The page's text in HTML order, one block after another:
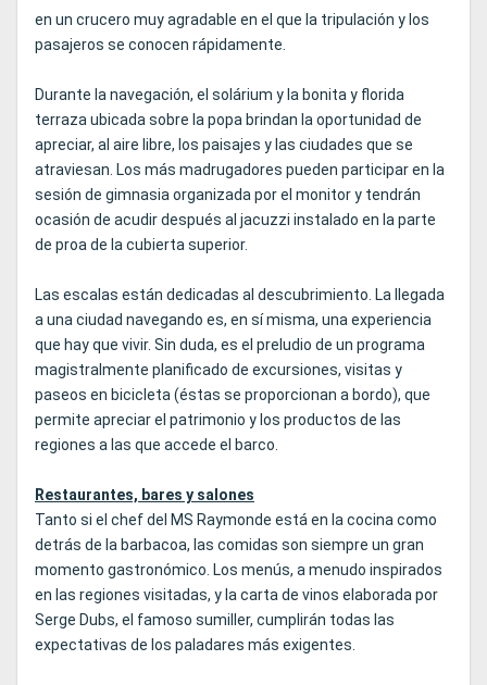
en un crucero muy agradable en el que la tripulación y los
pasajeros se conocen rápidamente.
Durante la navegación, el solárium y la bonita y florida
terraza ubicada sobre la popa brindan la oportunidad de
apreciar, al aire libre, los paisajes y las ciudades que se
atraviesan. Los más madrugadores pueden participar en la
sesión de gimnasia organizada por el monitor y tendrán
ocasión de acudir después al jacuzzi instalado en la parte
de proa de la cubierta superior.
Las escalas están dedicadas al descubrimiento. La llegada
a una ciudad navegando es, en sí misma, una experiencia
que hay que vivir. Sin duda, es el preludio de un programa
magistralmente planificado de excursiones, visitas y
paseos en bicicleta (éstas se proporcionan a bordo), que
permite apreciar el patrimonio y los productos de las
regiones a las que accede el barco.
Restaurantes, bares y salones
Tanto si el chef del MS Raymonde está en la cocina como
detrás de la barbacoa, las comidas son siempre un gran
momento gastronómico. Los menús, a menudo inspirados
en las regiones visitadas, y la carta de vinos elaborada por
Serge Dubs, el famoso sumiller, cumplirán todas las
expectativas de los paladares más exigentes.